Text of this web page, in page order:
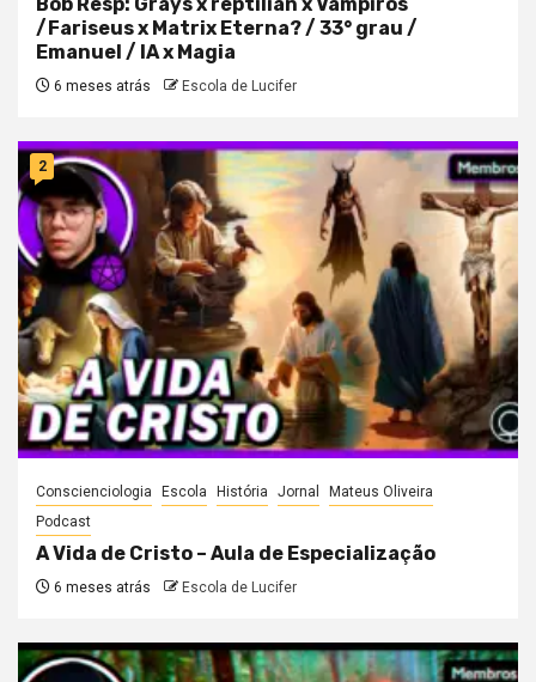
Bob Resp: Grays x reptilian x Vampiros
/Fariseus x Matrix Eterna? / 33° grau /
Emanuel / IA x Magia
6 meses atrás Escola de Lucifer
2
Conscienciologia Escola História Jornal
Mateus Oliveira
Podcast
A Vida de Cristo – Aula de Especialização
6 meses atrás Escola de Lucifer